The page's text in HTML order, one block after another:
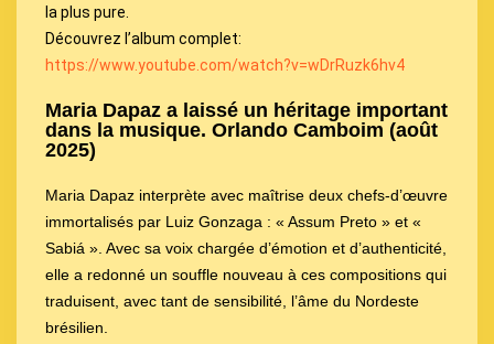
la plus pure.
Découvrez l’album complet:
https://www.youtube.com/watch?v=wDrRuzk6hv4
Maria Dapaz a laissé un héritage important
dans la musique. Orlando Camboim (août
2025)
Maria Dapaz interprète avec maîtrise deux chefs-d’œuvre
immortalisés par Luiz Gonzaga : « Assum Preto » et «
Sabiá ». Avec sa voix chargée d’émotion et d’authenticité,
elle a redonné un souffle nouveau à ces compositions qui
traduisent, avec tant de sensibilité, l’âme du Nordeste
brésilien.